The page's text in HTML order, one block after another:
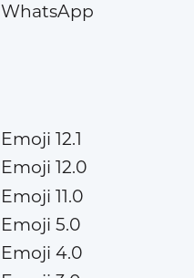
WhatsApp
Emoji 12.1
Emoji 12.0
Emoji 11.0
Emoji 5.0
Emoji 4.0